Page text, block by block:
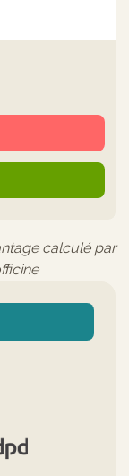
calculé par